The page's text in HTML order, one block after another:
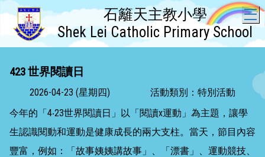
石籬天主教小學
Shek Lei Catholic Primary School
423 世界閱讀日
2026-04-23 (星期四)
活動類別：特別活動
今年的「4‧23世界閱讀日」以「閱讀x運動」為主題，讓學
生認識閱動和運動是健康成長的兩大支柱。當天，節目內容
豐富，例如：「故事姨姨講故事」、「漂書」、運動競技、